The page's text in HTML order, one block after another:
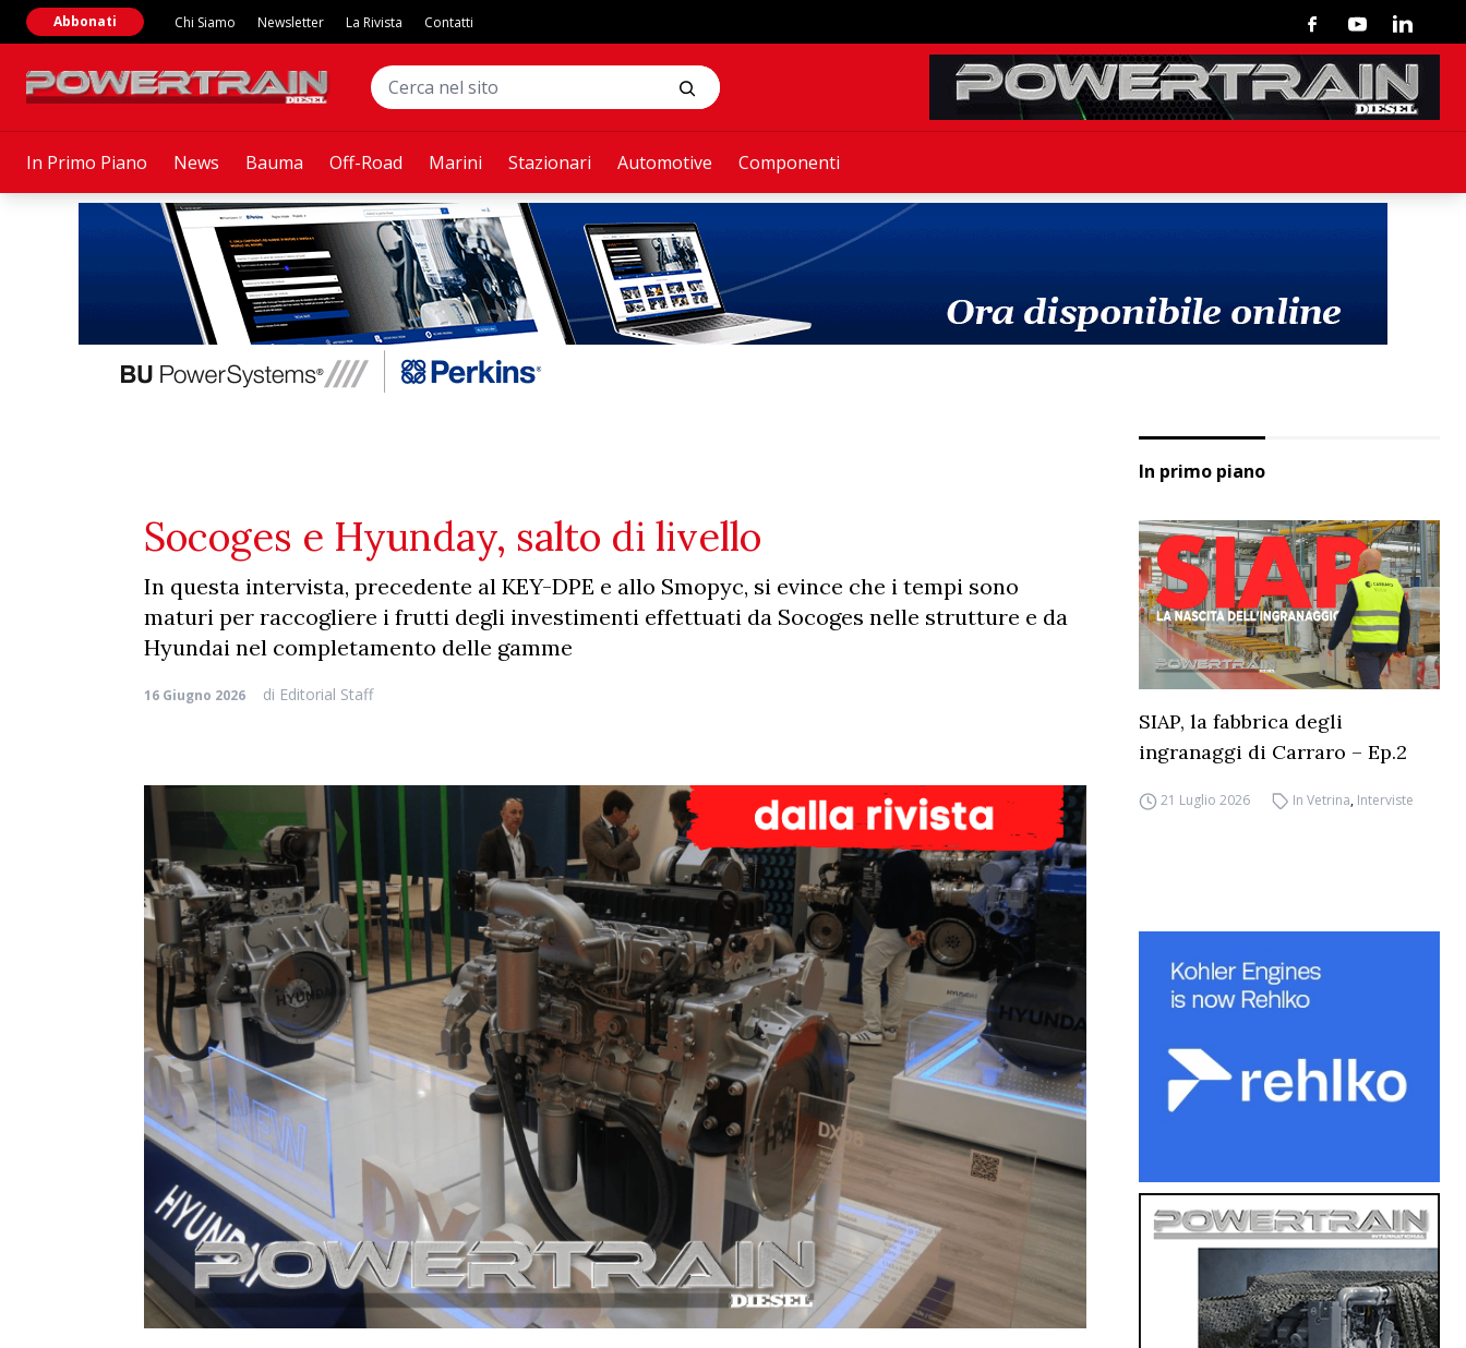
In Primo Piano News Bauma Off-Road Marini Stazionari Automotive Componenti
Abbonati Chi Siamo Newsletter La Rivista Contatti FacebookYoutubeLinkedin
Socoges e Hyunday, salto di livello
In questa intervista, precedente al KEY-DPE e allo Smopyc, si evince che i tempi sono
maturi per raccogliere i frutti degli investimenti effettuati da Socoges nelle strutture e da
Hyundai nel completamento delle gamme
16 Giugno 2026 di Editorial Staff
In primo piano
SIAP, la fabbrica degli
ingranaggi di Carraro – Ep.2
21 Luglio 2026 In Vetrina, Interviste